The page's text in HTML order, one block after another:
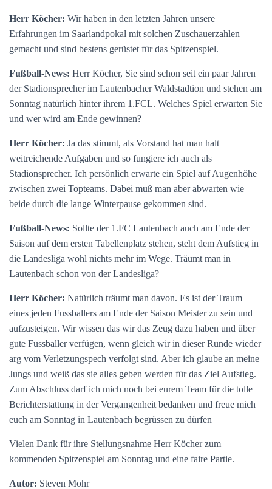
Herr Köcher: Wir haben in den letzten Jahren unsere
Erfahrungen im Saarlandpokal mit solchen Zuschauerzahlen
gemacht und sind bestens gerüstet für das Spitzenspiel.
Fußball-News: Herr Köcher, Sie sind schon seit ein paar Jahren
der Stadionsprecher im Lautenbacher Waldstadtion und stehen am
Sonntag natürlich hinter ihrem 1.FCL. Welches Spiel erwarten Sie
und wer wird am Ende gewinnen?
Herr Köcher: Ja das stimmt, als Vorstand hat man halt
weitreichende Aufgaben und so fungiere ich auch als
Stadionsprecher. Ich persönlich erwarte ein Spiel auf Augenhöhe
zwischen zwei Topteams. Dabei muß man aber abwarten wie
beide durch die lange Winterpause gekommen sind.
Fußball-News: Sollte der 1.FC Lautenbach auch am Ende der
Saison auf dem ersten Tabellenplatz stehen, steht dem Aufstieg in
die Landesliga wohl nichts mehr im Wege. Träumt man in
Lautenbach schon von der Landesliga?
Herr Köcher: Natürlich träumt man davon. Es ist der Traum
eines jeden Fussballers am Ende der Saison Meister zu sein und
aufzusteigen. Wir wissen das wir das Zeug dazu haben und über
gute Fussballer verfügen, wenn gleich wir in dieser Runde wieder
arg vom Verletzungspech verfolgt sind. Aber ich glaube an meine
Jungs und weiß das sie alles geben werden für das Ziel Aufstieg.
Zum Abschluss darf ich mich noch bei eurem Team für die tolle
Berichterstattung in der Vergangenheit bedanken und freue mich
euch am Sonntag in Lautenbach begrüssen zu dürfen
Vielen Dank für ihre Stellungsnahme Herr Köcher zum
kommenden Spitzenspiel am Sonntag und eine faire Partie.
Autor: Steven Mohr